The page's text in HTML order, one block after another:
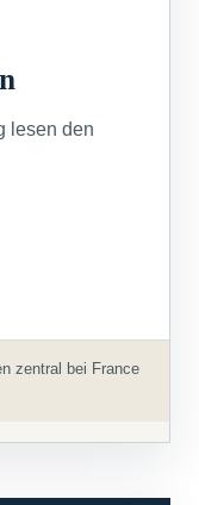
lesen den
zentral bei France